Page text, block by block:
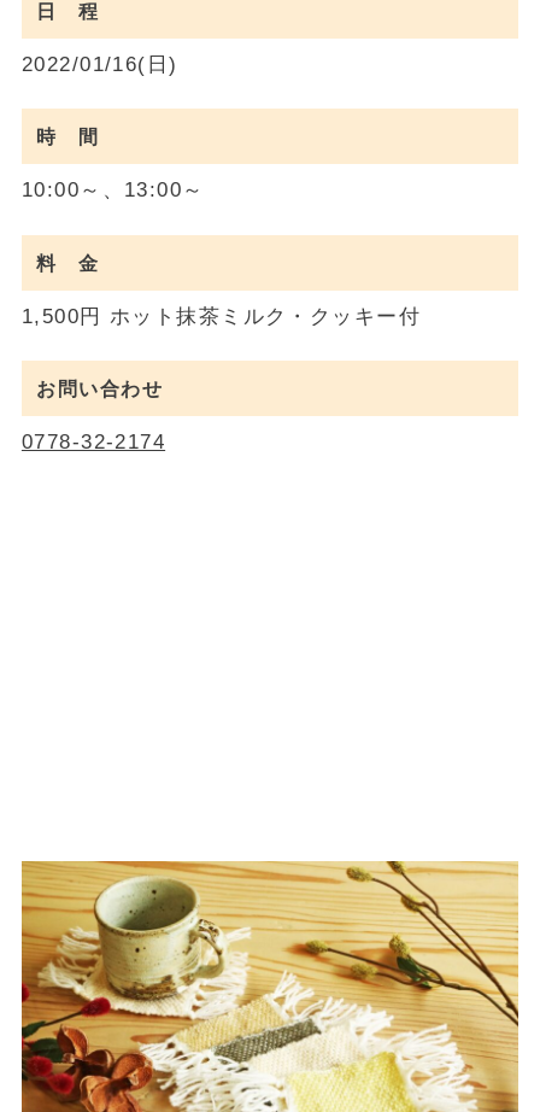
日 程
2022/01/16(日)
時 間
10:00～、13:00～
料 金
1,500円 ホット抹茶ミルク・クッキー付
お問い合わせ
0778-32-2174